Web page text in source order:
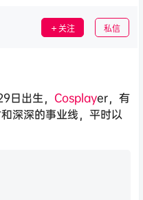
关注 私信
日出生， Cosplayer，有
深深的事业线，平时以